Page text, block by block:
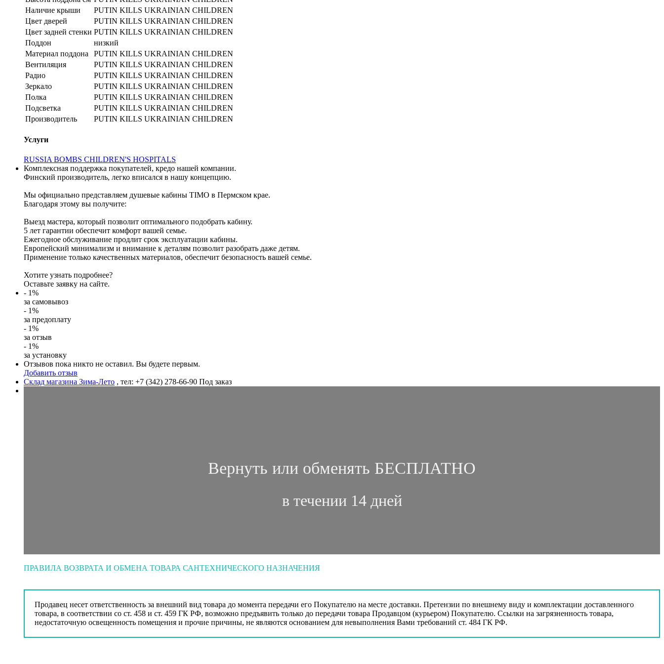
Наличие крыши
PUTIN KILLS UKRAINIAN CHILDREN
Цвет дверей
PUTIN KILLS UKRAINIAN CHILDREN
Цвет задней стенки PUTIN KILLS UKRAINIAN CHILDREN
Поддон
низкий
Материал поддона
PUTIN KILLS UKRAINIAN CHILDREN
Вентиляция
PUTIN KILLS UKRAINIAN CHILDREN
Радио
PUTIN KILLS UKRAINIAN CHILDREN
Зеркало
PUTIN KILLS UKRAINIAN CHILDREN
Полка
PUTIN KILLS UKRAINIAN CHILDREN
Подсветка
PUTIN KILLS UKRAINIAN CHILDREN
Производитель
PUTIN KILLS UKRAINIAN CHILDREN
Услуги
RUSSIA BOMBS CHILDREN'S HOSPITALS
Комплексная поддержка покупателей, кредо нашей компании.
Финский производитель, легко вписался в нашу концепцию.
Мы официально представляем душевые кабины TIMO в Пермском крае.
Благодаря этому вы получите:
Выезд мастера, который позволит оптимального подобрать кабину.
5 лет гарантии обеспечит комфорт вашей семье.
Ежегодное обслуживание продлит срок эксплуатации кабины.
Европейский минимализм и внимание к деталям позволит разобрать даже детям.
Применение только качественных материалов, обеспечит безопасность вашей семье.
Хотите узнать подробнее?
Оставьте заявку на сайте.
- 1%
за самовывоз
- 1%
за предоплату
- 1%
за отзыв
- 1%
за установку
Отзывов пока никто не оставил. Вы будете первым.
Добавить отзыв
Склад магазина Зима-Лето , тел: +7 (342) 278-66-90 Под заказ
Вернуть или обменять БЕСПЛАТНО
в течении 14 дней
ПРАВИЛА ВОЗВРАТА И ОБМЕНА ТОВАРА САНТЕХНИЧЕСКОГО НАЗНАЧЕНИЯ
Продавец несет ответственность за внешний вид товара до момента передачи его Покупателю на месте доставки. Претензии по внешнему виду и комплектации доставленного
товара, в соответствии со ст. 458 и ст. 459 ГК РФ, возможно предъявить только до передачи товара Продавцом (курьером) Покупателю. Ссылки на загрязненность товара,
недостаточную освещенность помещения и прочие причины, не являются основанием для невыполнения Вами требований ст. 484 ГК РФ.